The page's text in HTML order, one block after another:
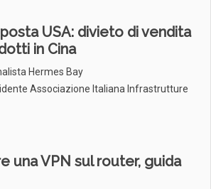
USA: divieto di vendita
in Cina
Hermes Bay
Associazione Italiana Infrastrutture
una VPN sul router, guida